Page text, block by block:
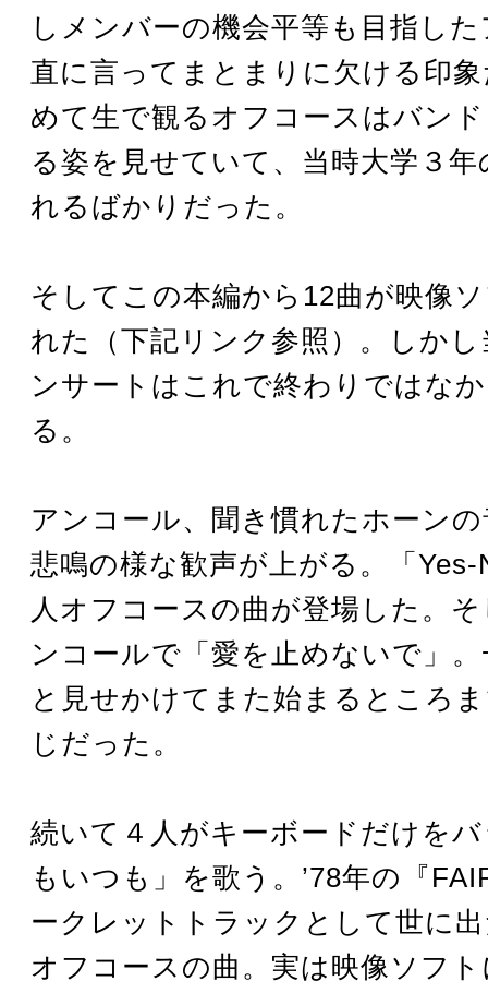
しメンバーの機会平等も目指し
直に言ってまとまりに欠ける印
めて生で観るオフコースはバン
る姿を見せていて、当時大学３
れるばかりだった。
そしてこの本編から12曲が映像
れた（下記リンク参照）。しか
ンサートはこれで終わりではな
る。
アンコール、聞き慣れたホーン
悲鳴の様な歓声が上がる。「Yes-
人オフコースの曲が登場した。
ンコールで「愛を止めないで」
と見せかけてまた始まるところ
じだった。
続いて４人がキーボードだけを
もいつも」を歌う。’78年の『
ークレットトラックとして世に
オフコースの曲。実は映像ソフ